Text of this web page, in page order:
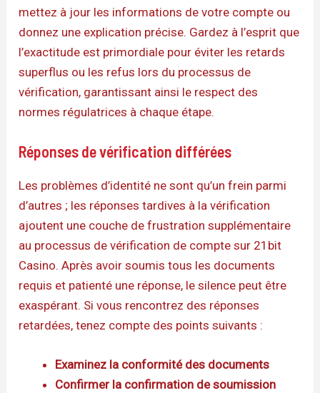
mettez à jour les informations de votre compte ou
donnez une explication précise. Gardez à l’esprit que
l’exactitude est primordiale pour éviter les retards
superflus ou les refus lors du processus de
vérification, garantissant ainsi le respect des
normes régulatrices à chaque étape.
Réponses de vérification différées
Les problèmes d’identité ne sont qu’un frein parmi
d’autres ; les réponses tardives à la vérification
ajoutent une couche de frustration supplémentaire
au processus de vérification de compte sur 21bit
Casino. Après avoir soumis tous les documents
requis et patienté une réponse, le silence peut être
exaspérant. Si vous rencontrez des réponses
retardées, tenez compte des points suivants :
Examinez la conformité des documents
Confirmer la confirmation de soumission